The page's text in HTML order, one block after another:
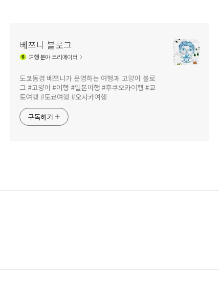
베쯔니 블로그
여행분야 크리에이터
도쿄동경 베쯔니가 운영하는 여행과 고양이 블로
그 #고양이 #여행 #일본여행 #후쿠오카여행 #교
토여행 #도쿄여행 #오사카여행
구독하기